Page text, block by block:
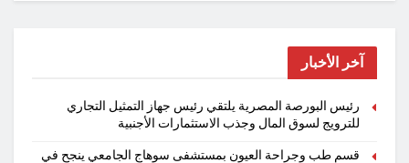
آخر الأخبار
رئيس البورصة المصرية يلتقي رئيس جهاز التمثيل التجاري
للترويج لسوق المال وجذب الاستثمارات الأجنبية
قسم طب وجراحة العيون بمستشفى سوهاج الجامعي ينجح في